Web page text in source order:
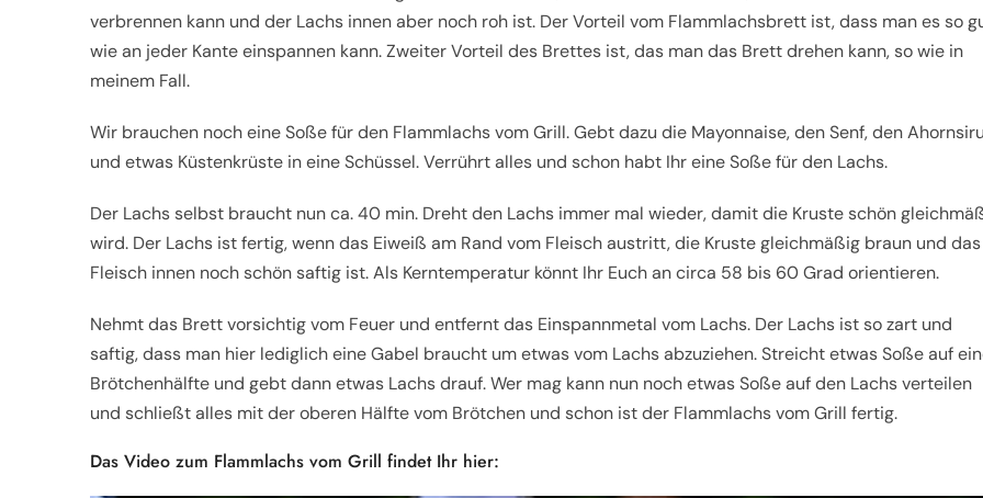
verbrennen kann und der Lachs innen aber noch roh ist. Der Vorteil vom Flammlachsbrett ist, dass man es so
wie an jeder Kante einspannen kann. Zweiter Vorteil des Brettes ist, das man das Brett drehen kann, so wie in
meinem Fall.
Wir brauchen noch eine Soße für den Flammlachs vom Grill. Gebt dazu die Mayonnaise, den Senf, den
und etwas Küstenkrüste in eine Schüssel. Verrührt alles und schon habt Ihr eine Soße für den Lachs.
Der Lachs selbst braucht nun ca. 40 min. Dreht den Lachs immer mal wieder, damit die Kruste schön
wird. Der Lachs ist fertig, wenn das Eiweiß am Rand vom Fleisch austritt, die Kruste gleichmäßig braun und das
Fleisch innen noch schön saftig ist. Als Kerntemperatur könnt Ihr Euch an circa 58 bis 60 Grad orientieren.
Nehmt das Brett vorsichtig vom Feuer und entfernt das Einspannmetal vom Lachs. Der Lachs ist so zart und
saftig, dass man hier lediglich eine Gabel braucht um etwas vom Lachs abzuziehen. Streicht etwas Soße auf
Brötchenhälfte und gebt dann etwas Lachs drauf. Wer mag kann nun noch etwas Soße auf den Lachs verteilen
und schließt alles mit der oberen Hälfte vom Brötchen und schon ist der Flammlachs vom Grill fertig.
Das Video zum Flammlachs vom Grill findet Ihr hier: